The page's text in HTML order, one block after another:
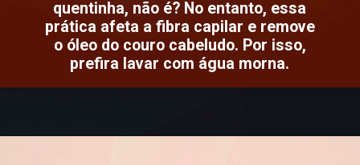
quentinha, não é? No entanto, essa
prática afeta a fibra capilar e remove
o óleo do couro cabeludo. Por isso,
prefira lavar com água morna.